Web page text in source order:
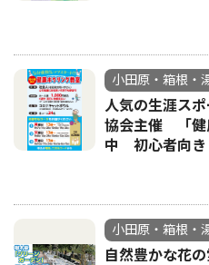
小田原・箱根・
人気の生涯ス
協会主催 「健
中 初心者向き
小田原・箱根・
自然豊かな花